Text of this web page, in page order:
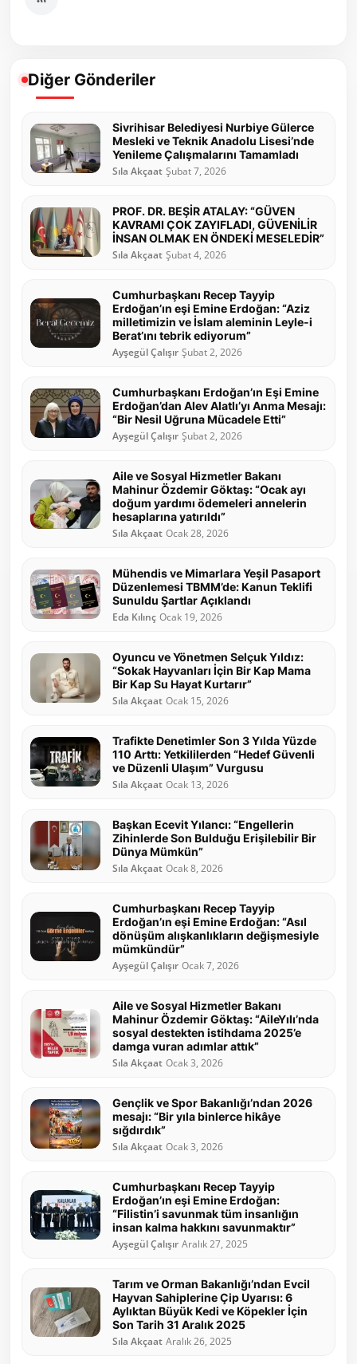
Diğer Gönderiler
Sivrihisar Belediyesi Nurbiye Gülerce
Mesleki ve Teknik Anadolu Lisesi’nde
Yenileme Çalışmalarını Tamamladı
Sıla Akçaat Şubat 7, 2026
PROF. DR. BEŞİR ATALAY: “GÜVEN
KAVRAMI ÇOK ZAYIFLADI, GÜVENİLİR
İNSAN OLMAK EN ÖNDEKİ MESELEDİR”
Sıla Akçaat Şubat 4, 2026
Cumhurbaşkanı Recep Tayyip
Erdoğan’ın eşi Emine Erdoğan: “Aziz
milletimizin ve İslam aleminin Leyle-i
Berat’ını tebrik ediyorum”
Ayşegül Çalışır Şubat 2, 2026
Cumhurbaşkanı Erdoğan’ın Eşi Emine
Erdoğan’dan Alev Alatlı’yı Anma Mesajı:
“Bir Nesil Uğruna Mücadele Etti”
Ayşegül Çalışır Şubat 2, 2026
Aile ve Sosyal Hizmetler Bakanı
Mahinur Özdemir Göktaş: “Ocak ayı
doğum yardımı ödemeleri annelerin
hesaplarına yatırıldı”
Sıla Akçaat Ocak 28, 2026
Mühendis ve Mimarlara Yeşil Pasaport
Düzenlemesi TBMM’de: Kanun Teklifi
Sunuldu Şartlar Açıklandı
Eda Kılınç Ocak 19, 2026
Oyuncu ve Yönetmen Selçuk Yıldız:
“Sokak Hayvanları İçin Bir Kap Mama
Bir Kap Su Hayat Kurtarır”
Sıla Akçaat Ocak 15, 2026
Trafikte Denetimler Son 3 Yılda Yüzde
110 Arttı: Yetkililerden “Hedef Güvenli
ve Düzenli Ulaşım” Vurgusu
Sıla Akçaat Ocak 13, 2026
Başkan Ecevit Yılancı: “Engellerin
Zihinlerde Son Bulduğu Erişilebilir Bir
Dünya Mümkün”
Sıla Akçaat Ocak 8, 2026
Cumhurbaşkanı Recep Tayyip
Erdoğan’ın eşi Emine Erdoğan: “Asıl
dönüşüm alışkanlıkların değişmesiyle
mümkündür”
Ayşegül Çalışır Ocak 7, 2026
Aile ve Sosyal Hizmetler Bakanı
Mahinur Özdemir Göktaş: “AileYılı’nda
sosyal destekten istihdama 2025’e
damga vuran adımlar attık”
Sıla Akçaat Ocak 3, 2026
Gençlik ve Spor Bakanlığı’ndan 2026
mesajı: “Bir yıla binlerce hikâye
sığdırdık”
Sıla Akçaat Ocak 3, 2026
Cumhurbaşkanı Recep Tayyip
Erdoğan’ın eşi Emine Erdoğan:
“Filistin’i savunmak tüm insanlığın
insan kalma hakkını savunmaktır”
Ayşegül Çalışır Aralık 27, 2025
Tarım ve Orman Bakanlığı’ndan Evcil
Hayvan Sahiplerine Çip Uyarısı: 6
Aylıktan Büyük Kedi ve Köpekler İçin
Son Tarih 31 Aralık 2025
Sıla Akçaat Aralık 26, 2025